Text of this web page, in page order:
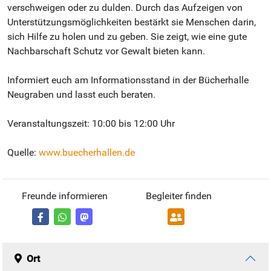
verschweigen oder zu dulden. Durch das Aufzeigen von
Unterstützungsmöglichkeiten bestärkt sie Menschen darin,
sich Hilfe zu holen und zu geben. Sie zeigt, wie eine gute
Nachbarschaft Schutz vor Gewalt bieten kann.
Informiert euch am Informationsstand in der Bücherhalle
Neugraben und lasst euch beraten.
Veranstaltungszeit: 10:00 bis 12:00 Uhr
Quelle: www.buecherhallen.de
Freunde informieren Begleiter finden
Ort